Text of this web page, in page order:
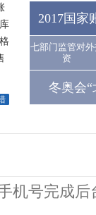
2017国家
七部门监管对
资
冬奥会“